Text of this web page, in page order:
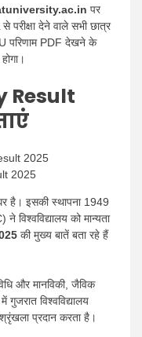
पर
देने वाले सभी छात्र
परिणाम PDF देखने के
Result
2025
है। इसकी स्थापना 1949
विश्वविद्यालय को मान्यता
की मुख्य बातें बता रहे हैं
और मानविकी, जैविक
गुजरात विश्वविद्यालय
प्रदान करता है।